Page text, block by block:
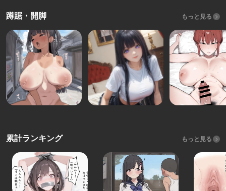
蹲踞・開脚 もっと見る
累計ランキング もっと見る